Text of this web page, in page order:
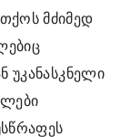
მძიმედ
უკანასკნელი